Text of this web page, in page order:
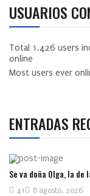
USUARIOS
Total 1.426 users
online
Most users ever
ENTRADAS
Se va doña Olga, la de
8 agosto, 2026
41